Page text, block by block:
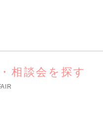
相談会を探す